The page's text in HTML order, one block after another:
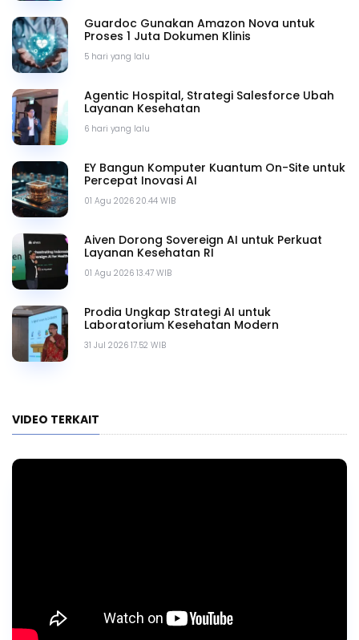
5 hari yang lalu
Guardoc Gunakan Amazon Nova untuk
Proses 1 Juta Dokumen Klinis
6 hari yang lalu
Agentic Hospital, Strategi Salesforce Ubah
Layanan Kesehatan
01 Agu 2026 20.44 WIB
EY Bangun Komputer Kuantum On-Site untuk
Percepat Inovasi AI
01 Agu 2026 13.47 WIB
Aiven Dorong Sovereign AI untuk Perkuat
Layanan Kesehatan RI
31 Jul 2026 17.52 WIB
Prodia Ungkap Strategi AI untuk
Laboratorium Kesehatan Modern
VIDEO TERKAIT